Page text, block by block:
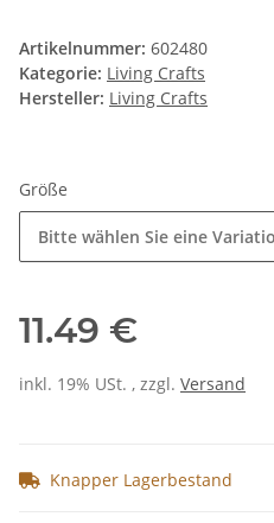
Artikelnummer: 602480
Kategorie: Living Crafts
Hersteller: Living Crafts
Größe
Bitte wählen Sie eine
11.49 €
inkl. 19% USt. , zzgl. Versand
Knapper Lagerbestand